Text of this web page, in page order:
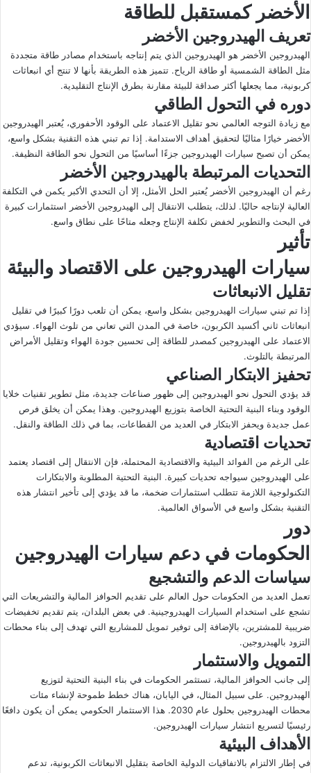
الأخضر كمستقبل للطاقة
تعريف الهيدروجين الأخضر
الهيدروجين الأخضر هو الهيدروجين الذي يتم إنتاجه باستخدام مصادر طاقة متجددة
مثل الطاقة الشمسية أو طاقة الرياح. تتميز هذه الطريقة بأنها لا تنتج أي انبعاثات
كربونية، مما يجعلها أكثر صداقة للبيئة مقارنة بطرق الإنتاج التقليدية.
دوره في التحول الطاقي
مع زيادة التوجه العالمي نحو تقليل الاعتماد على الوقود الأحفوري، يُعتبر الهيدروجين
الأخضر خيارًا مثاليًا لتحقيق أهداف الاستدامة. إذا تم تبني هذه التقنية بشكل واسع،
يمكن أن تصبح سيارات الهيدروجين جزءًا أساسيًا من التحول نحو الطاقة النظيفة.
التحديات المرتبطة بالهيدروجين الأخضر
رغم أن الهيدروجين الأخضر يُعتبر الحل الأمثل، إلا أن التحدي الأكبر يكمن في التكلفة
العالية لإنتاجه حاليًا. لذلك، يتطلب الانتقال إلى الهيدروجين الأخضر استثمارات كبيرة
في البحث والتطوير لخفض تكلفة الإنتاج وجعله متاحًا على نطاق واسع.
تأثير
سيارات الهيدروجين على الاقتصاد والبيئة
تقليل الانبعاثات
إذا تم تبني سيارات الهيدروجين بشكل واسع، يمكن أن تلعب دورًا كبيرًا في تقليل
انبعاثات ثاني أكسيد الكربون، خاصة في المدن التي تعاني من تلوث الهواء. سيؤدي
الاعتماد على الهيدروجين كمصدر للطاقة إلى تحسين جودة الهواء وتقليل الأمراض
المرتبطة بالتلوث.
تحفيز الابتكار الصناعي
قد يؤدي التحول نحو الهيدروجين إلى ظهور صناعات جديدة، مثل تطوير تقنيات خلايا
الوقود وبناء البنية التحتية الخاصة بتوزيع الهيدروجين. وهذا يمكن أن يخلق فرص
عمل جديدة ويحفز الابتكار في العديد من القطاعات، بما في ذلك الطاقة والنقل.
تحديات اقتصادية
على الرغم من الفوائد البيئية والاقتصادية المحتملة، فإن الانتقال إلى اقتصاد يعتمد
على الهيدروجين سيواجه تحديات كبيرة. البنية التحتية المطلوبة والابتكارات
التكنولوجية اللازمة تتطلب استثمارات ضخمة، ما قد يؤدي إلى تأخير انتشار هذه
التقنية بشكل واسع في الأسواق العالمية.
دور
الحكومات في دعم سيارات الهيدروجين
سياسات الدعم والتشجيع
تعمل العديد من الحكومات حول العالم على تقديم الحوافز المالية والتشريعات التي
تشجع على استخدام السيارات الهيدروجينية. في بعض البلدان، يتم تقديم تخفيضات
ضريبية للمشترين، بالإضافة إلى توفير تمويل للمشاريع التي تهدف إلى بناء محطات
التزود بالهيدروجين.
التمويل والاستثمار
إلى جانب الحوافز المالية، تستثمر الحكومات في بناء البنية التحتية لتوزيع
الهيدروجين. على سبيل المثال، في اليابان، هناك خطط طموحة لإنشاء مئات
محطات الهيدروجين بحلول عام 2030. هذا الاستثمار الحكومي يمكن أن يكون دافعًا
رئيسيًا لتسريع انتشار سيارات الهيدروجين.
الأهداف البيئية
في إطار الالتزام بالاتفاقيات الدولية الخاصة بتقليل الانبعاثات الكربونية، تدعم